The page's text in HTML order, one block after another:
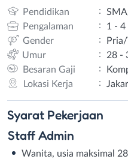
Pendidikan :
Pengalaman
:
1 - 4
Gender
:
Umur
:
28 -
Besaran Gaji
:
Lokasi Kerja
:
Syarat Pekerjaan
Staff Admin
Wanita, usia maksimal